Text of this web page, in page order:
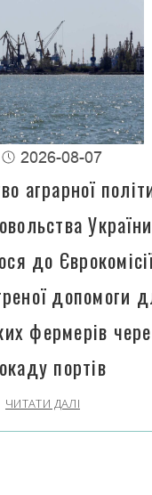
2026-08-07
аграрної
України
до
допомоги
фермерів
портів
ЧИТАТИ ДАЛІ